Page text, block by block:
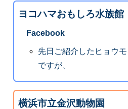
ヨコハマおもしろ水族館
Facebook
先日ご紹介したヒョウ
ですが、
横浜市立金沢動物園